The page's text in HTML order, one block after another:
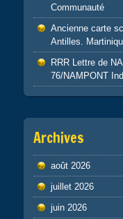
Communauté
Ancienne carte
Antilles.
RRR Lettre de
76/NAMPONT
Archives
août 2026
juillet 2026
juin 2026